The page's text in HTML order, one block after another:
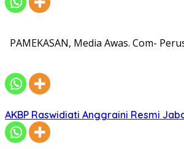
PAMEKASAN, Media Awas. Com-
AKBP Raswidiati Anggraini Resmi